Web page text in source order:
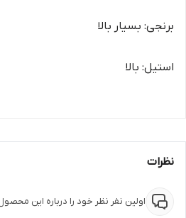
برنجی: بسیار بالا
استیل: بالا
نظرات
اولین نفر نظر خود را درباره این